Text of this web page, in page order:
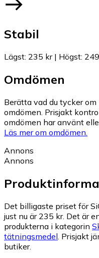
Stabil
Lägst: 235 kr| Högst:
Omdömen
Berätta vad du tycker
omdömen. Prisjakt
omdömen har använt
Läs mer om omdömen.
Annons
Annons
Det billigaste priset för
just nu är 235 kr. Det är
produkterna i kategorin
tätningsmedel. Prisjakt
butiker.